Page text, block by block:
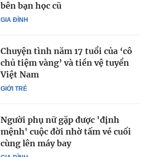
GIA ĐÌNH
bên bạn học cũ
GIỚI TRẺ
Chuyện tình năm 17 tuổi của ‘cô
chủ tiệm vàng’ và tiền vệ tuyển
Việt Nam
Người phụ nữ gặp được 'định
mệnh' cuộc đời nhờ tấm vé cuối
cùng lên máy bay